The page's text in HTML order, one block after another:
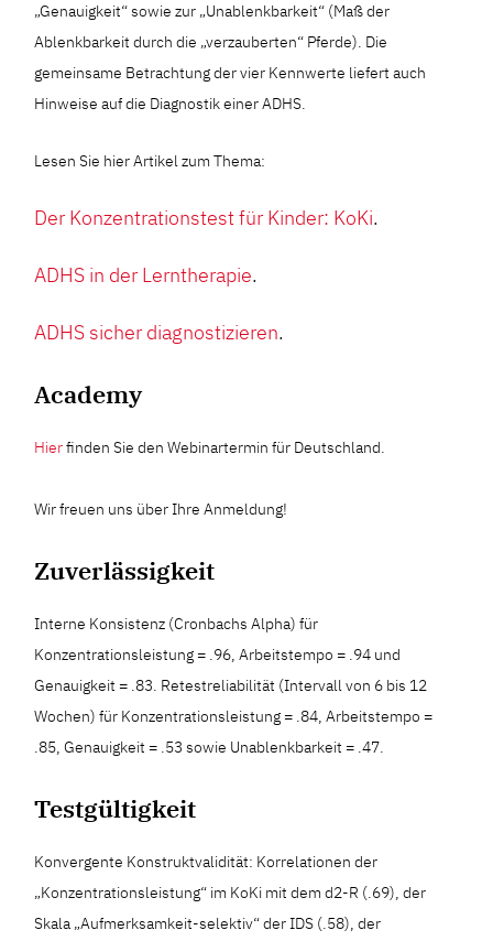
„Genauigkeit“ sowie zur „Unablenkbarkeit“ (Maß der
Ablenkbarkeit durch die „verzauberten“ Pferde). Die
gemeinsame Betrachtung der vier Kennwerte liefert auch
Hinweise auf die Diagnostik einer ADHS.
Lesen Sie hier Artikel zum Thema:
Der Konzentrationstest für Kinder: KoKi.
ADHS in der Lerntherapie.
ADHS sicher diagnostizieren.
Academy
Hierfinden Sie den Webinartermin für Deutschland.
Wir freuen uns über Ihre Anmeldung!
Zuverlässigkeit
Interne Konsistenz (Cronbachs Alpha) für
Konzentrationsleistung = .96, Arbeitstempo = .94 und
Genauigkeit = .83. Retestreliabilität (Intervall von 6 bis 12
Wochen) für Konzentrationsleistung = .84, Arbeitstempo =
.85, Genauigkeit = .53 sowie Unablenkbarkeit = .47.
Testgültigkeit
Konvergente Konstruktvalidität: Korrelationen der
„Konzentrationsleistung“ im KoKi mit dem d2-R (.69), der
Skala „Aufmerksamkeit-selektiv“ der IDS (.58), der